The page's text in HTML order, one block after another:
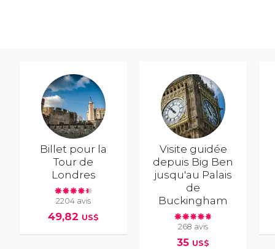
Billet pour la
Tour de
Londres
2204 avis
49,82 US$
Visite guidée
depuis Big Ben
jusqu'au Palais
de
Buckingham
268 avis
35 US$